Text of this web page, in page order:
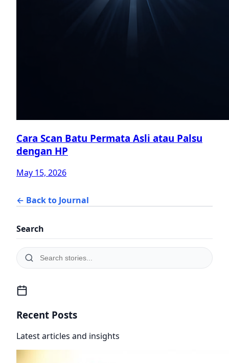
Cara Scan Batu Permata Asli atau Palsu
dengan HP
May 15, 2026
← Back to Journal
Search
Recent Posts
Latest articles and insights